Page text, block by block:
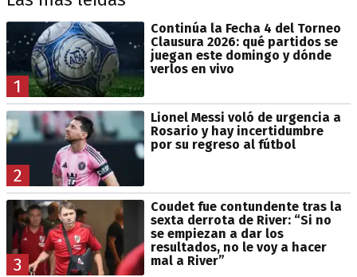
1
Continúa la Fecha 4 del Torneo
Clausura 2026: qué partidos se
juegan este domingo y dónde
verlos en vivo
2
Lionel Messi voló de urgencia a
Rosario y hay incertidumbre
por su regreso al fútbol
3
Coudet fue contundente tras la
sexta derrota de River: “Si no
se empiezan a dar los
resultados, no le voy a hacer
mal a River”